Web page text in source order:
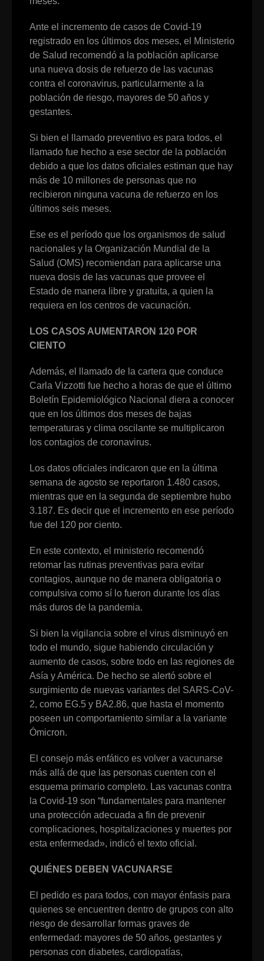
Ante el incremento de casos de Covid-19
registrado en los últimos dos meses, el Ministerio
de Salud recomendó a la población aplicarse
una nueva dosis de refuerzo de las vacunas
contra el coronavirus, particularmente a la
población de riesgo, mayores de 50 años y
gestantes.
Si bien el llamado preventivo es para todos, el
llamado fue hecho a ese sector de la población
debido a que los datos oficiales estiman que hay
más de 10 millones de personas que no
recibieron ninguna vacuna de refuerzo en los
últimos seis meses.
Ese es el período que los organismos de salud
nacionales y la Organización Mundial de la
Salud (OMS) recomiendan para aplicarse una
nueva dosis de las vacunas que provee el
Estado de manera libre y gratuita, a quien la
requiera en los centros de vacunación.
LOS CASOS AUMENTARON 120 POR
CIENTO
Además, el llamado de la cartera que conduce
Carla Vizzotti fue hecho a horas de que el último
Boletín Epidemiológico Nacional diera a conocer
que en los últimos dos meses de bajas
temperaturas y clima oscilante se multiplicaron
los contagios de coronavirus.
Los datos oficiales indicaron que en la última
semana de agosto se reportaron 1.480 casos,
mientras que en la segunda de septiembre hubo
3.187. Es decir que el incremento en ese período
fue del 120 por ciento.
En este contexto, el ministerio recomendó
retomar las rutinas preventivas para evitar
contagios, aunque no de manera obligatoria o
compulsiva como sí lo fueron durante los días
más duros de la pandemia.
Si bien la vigilancia sobre el virus disminuyó en
todo el mundo, sigue habiendo circulación y
aumento de casos, sobre todo en las regiones de
Asía y América. De hecho se alertó sobre el
surgimiento de nuevas variantes del SARS-CoV-
2, como EG.5 y BA2.86, que hasta el momento
poseen un comportamiento similar a la variante
Ómicron.
El consejo más enfático es volver a vacunarse
más allá de que las personas cuenten con el
esquema primario completo. Las vacunas contra
la Covid-19 son “fundamentales para mantener
una protección adecuada a fin de prevenir
complicaciones, hospitalizaciones y muertes por
esta enfermedad», indicó el texto oficial.
QUIÉNES DEBEN VACUNARSE
El pedido es para todos, con mayor énfasis para
quienes se encuentren dentro de grupos con alto
riesgo de desarrollar formas graves de
enfermedad: mayores de 50 años, gestantes y
personas con diabetes, cardiopatías,